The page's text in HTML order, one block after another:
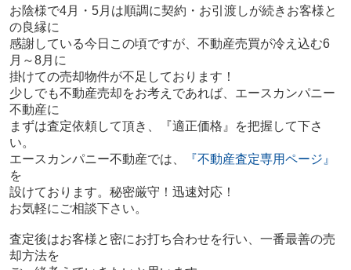
お陰様で4月・5月は順調に契約・お引渡しが続きお客様と
の良縁に
感謝している今日この頃ですが、不動産売買が冷え込む6
月～8月に
掛けての売却物件が不足しております！
少しでも不動産売却をお考えであれば、エースカンパニー
不動産に
まずは査定依頼して頂き、『適正価格』を把握して下さ
い。
エースカンパニー不動産では、
『不動産査定専用ページ』
を
設けております。秘密厳守！迅速対応！
お気軽にご相談下さい。
査定後はお客様と密にお打ち合わせを行い、一番最善の売
却方法を